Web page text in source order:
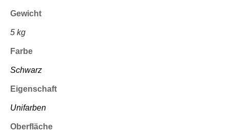
Gewicht
5 kg
Farbe
Schwarz
Eigenschaft
Unifarben
Oberfläche